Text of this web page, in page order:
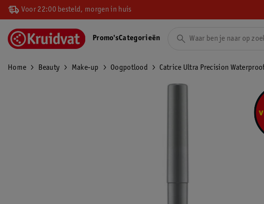
Voor 22:00 besteld, morgen in huis
Promo'sCategorieën
Home Beauty Make-up Oogpotlood Catrice Ultra Precision